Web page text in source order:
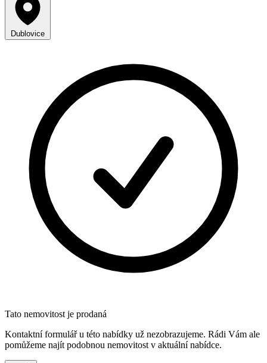
Dublovice
Tato nemovitost je prodaná
Kontaktní formulář u této nabídky už nezobrazujeme. Rádi Vám ale
pomůžeme najít podobnou nemovitost v aktuální nabídce.